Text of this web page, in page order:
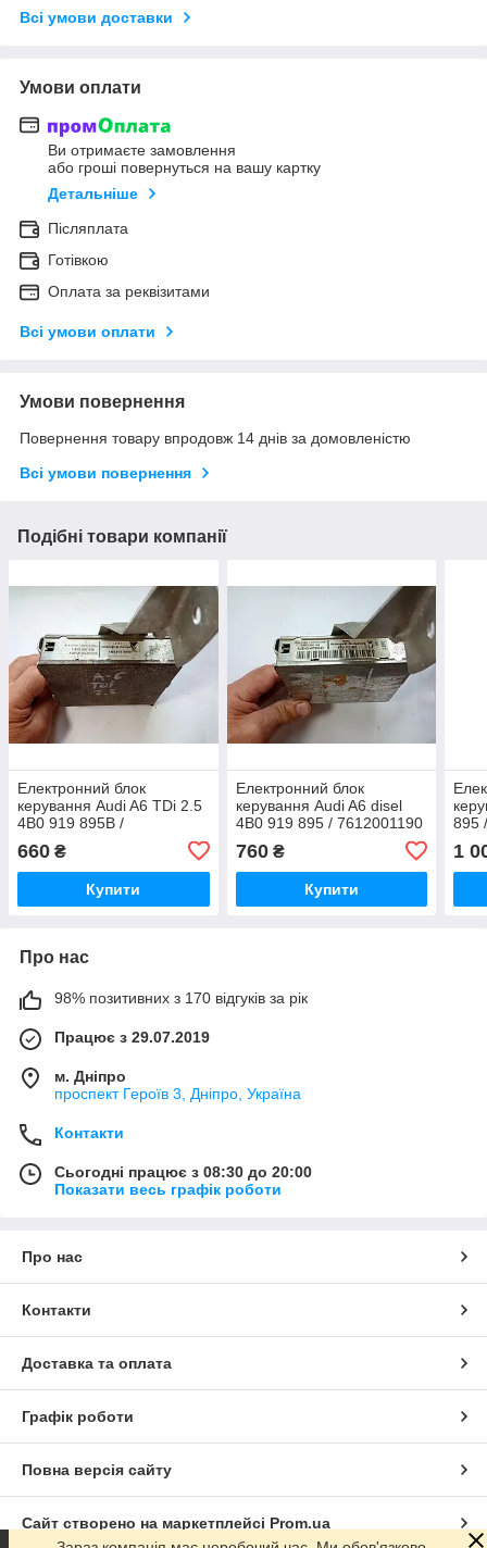
Всі умови доставки
Умови оплати
Ви отримаєте замовлення
або гроші повернуться на вашу картку
Детальніше
Післяплата
Готівкою
Оплата за реквізитами
Всі умови оплати
Умови повернення
Повернення товару впродовж 14 днів за домовленістю
Всі умови повернення
Подібні товари компанії
Електронний блок
керування Audi A6 TDi 2.5
4B0 919 895B /
AUZ1Z1W4352956
660 ₴
Купити
Електронний блок
керування Audi A6 disel
4B0 919 895 / 7612001190
760₴
Купити
895
1
Про нас
98% позитивних з 170 відгуків за рік
Працює з 29.07.2019
м. Дніпро
проспект Героїв 3, Дніпро, Україна
Контакти
Сьогодні працює з 08:30 до 20:00
Показати весь графік роботи
Про нас
Контакти
Доставка та оплата
Графік роботи
Повна версія сайту
Сайт створено на маркетплейсі Prom.ua